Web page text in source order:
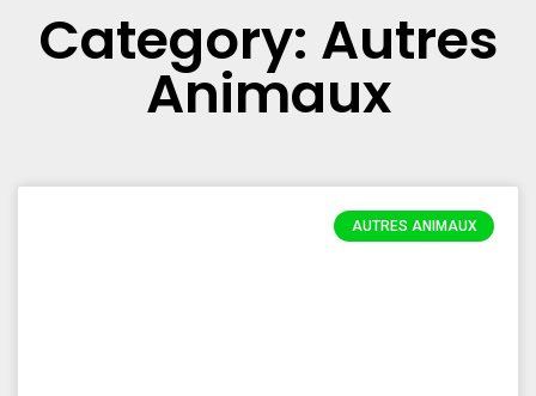
Category: Autres
Animaux
AUTRES ANIMAUX